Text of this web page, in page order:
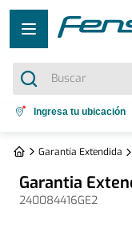
Buscar
Términos más
3. bottom freezer
Ingresa tu ubicación
Garantía Extendida
Garantia
240084416GE2